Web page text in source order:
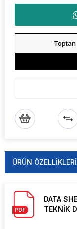
Toptan
ÜRÜN ÖZELLIKLERI
DATA
TEKNİK